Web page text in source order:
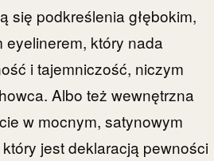
się podkreślenia głębokim,
który nada
i tajemniczość, niczym
Albo też wewnętrzna
w mocnym, satynowym
jest deklaracją pewności